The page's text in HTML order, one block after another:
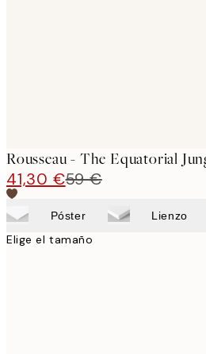
Rousseau - The Equatorial
41,30 €59 €
Póster Lienzo
Elige el tamaño